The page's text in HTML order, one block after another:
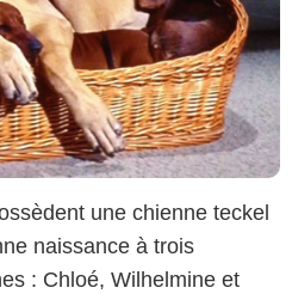
une chienne teckel
naissance à trois
: Chloé, Wilhelmine et